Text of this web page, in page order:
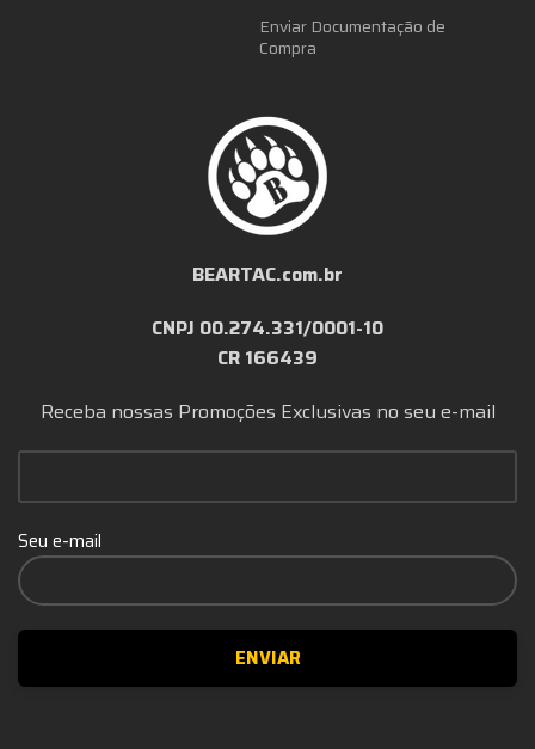
Enviar Documentação de
Compra
BEARTAC.com.br
CNPJ 00.274.331/0001-10
CR 166439
Receba nossas Promoções Exclusivas no seu e-mail
Seu e-mail